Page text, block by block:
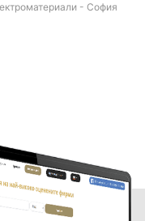
- София